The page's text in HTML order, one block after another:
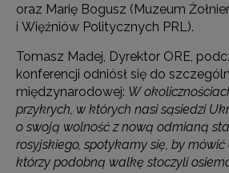
oraz Marię Bogusz (Muzeum
i Więźniów Politycznych PRL).
Tomasz Madej, Dyrektor ORE,
konferencji odniósł się do
międzynarodowej: W
przykrych, w których nasi sąsiedzi
o swoją wolność z nową odmianą
rosyjskiego, spotykamy się, by mówić
którzy podobną walkę stoczyli